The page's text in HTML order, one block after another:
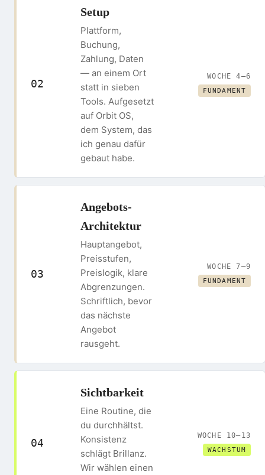
02
Setup
Plattform,
Buchung,
Zahlung, Daten
— an einem Ort
statt in sieben
Tools. Aufgesetzt
auf Orbit OS,
dem System, das
ich genau dafür
gebaut habe.
WOCHE 4–6
FUNDAMENT
03
Angebots-
Architektur
Hauptangebot,
Preisstufen,
Preislogik, klare
Abgrenzungen.
Schriftlich, bevor
das nächste
Angebot
rausgeht.
WOCHE 7–9
FUNDAMENT
04
Sichtbarkeit
Eine Routine, die
du durchhältst.
Konsistenz
schlägt Brillanz.
Wir wählen einen
WOCHE 10–13
WACHSTUM